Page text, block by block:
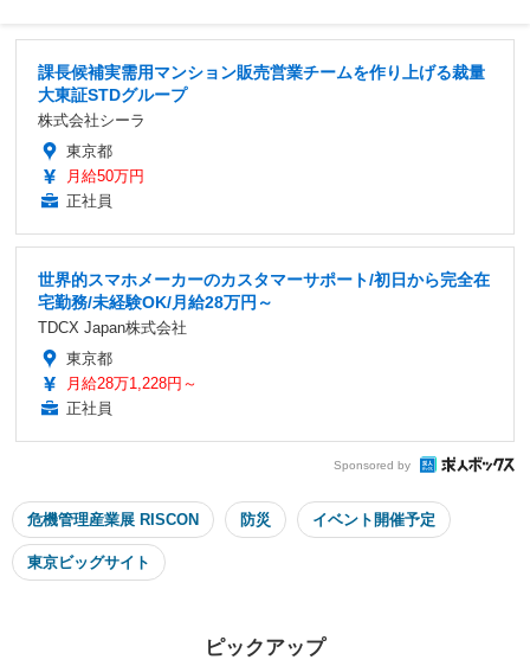
課長候補実需用マンション販売営業チームを作り上げる裁量
大東証STDグループ
株式会社シーラ
東京都
月給50万円
正社員
世界的スマホメーカーのカスタマーサポート/初日から完全在
宅勤務/未経験OK/月給28万円～
TDCX Japan株式会社
東京都
月給28万1,228円～
正社員
Sponsored by
危機管理産業展 RISCON 防災 イベント開催予定
東京ビッグサイト
ピックアップ